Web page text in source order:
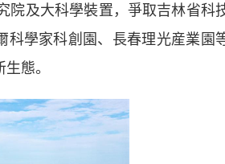
及大科學裝置，爭取吉林省科
科學家科創園、長春理光産業園
態。